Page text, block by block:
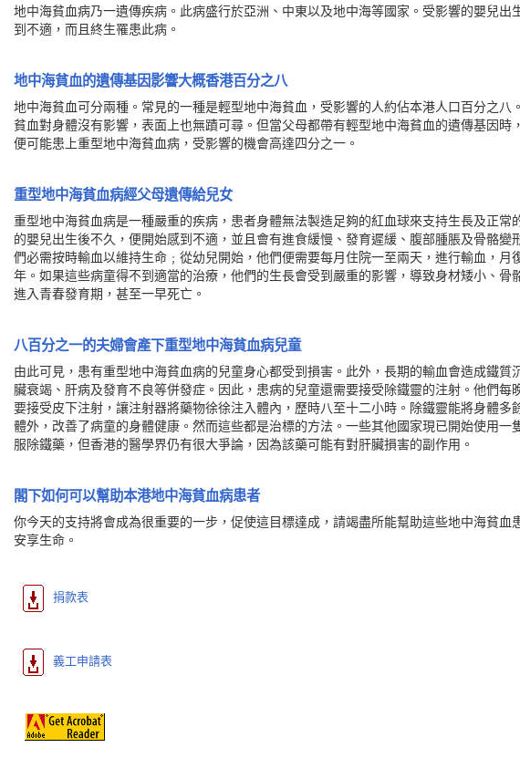
地中海貧血病乃一遺傳疾病。此病盛行於亞洲、中東以及地中海等國家。受影響的嬰兒出
到不適，而且終生罹患此病。
地中海貧血的遺傳基因影響大概香港百分之八
地中海貧血可分兩種。常見的一種是輕型地中海貧血，受影響的人約佔本港人口百分之八
貧血對身體沒有影響，表面上也無蹟可尋。但當父母都帶有輕型地中海貧血的遺傳基因時
便可能患上重型地中海貧血病，受影響的機會高達四分之一。
重型地中海貧血病經父母遺傳給兒女
重型地中海貧血病是一種嚴重的疾病，患者身體無法製造足夠的紅血球來支持生長及正常
的嬰兒出生後不久，便開始感到不適，並且會有進食緩慢、發育遲緩、腹部腫脹及骨骼變
們必需按時輸血以維持生命﹔從幼兒開始，他們便需要每月住院一至兩天，進行輸血，月
年。如果這些病童得不到適當的治療，他們的生長會受到嚴重的影響，導致身材矮小、骨
進入青春發育期，甚至一早死亡。
八百分之一的夫婦會產下重型地中海貧血病兒童
由此可見，患有重型地中海貧血病的兒童身心都受到損害。此外，長期的輸血會造成鐵質
臟衰竭、肝病及發育不良等併發症。因此，患病的兒童還需要接受除鐵靈的注射。他們每
要接受皮下注射，讓注射器將藥物徐徐注入體內，歷時八至十二小時。除鐵靈能將身體多
體外，改善了病童的身體健康。然而這些都是治標的方法。一些其他國家現已開始使用一
服除鐵藥，但香港的醫學界仍有很大爭論，因為該藥可能有對肝臟損害的副作用。
閣下如何可以幫助本港地中海貧血病患者
你今天的支持將會成為很重要的一步，促使這目標達成，請竭盡所能幫助這些地中海貧血
安享生命。
捐款表
義工申請表